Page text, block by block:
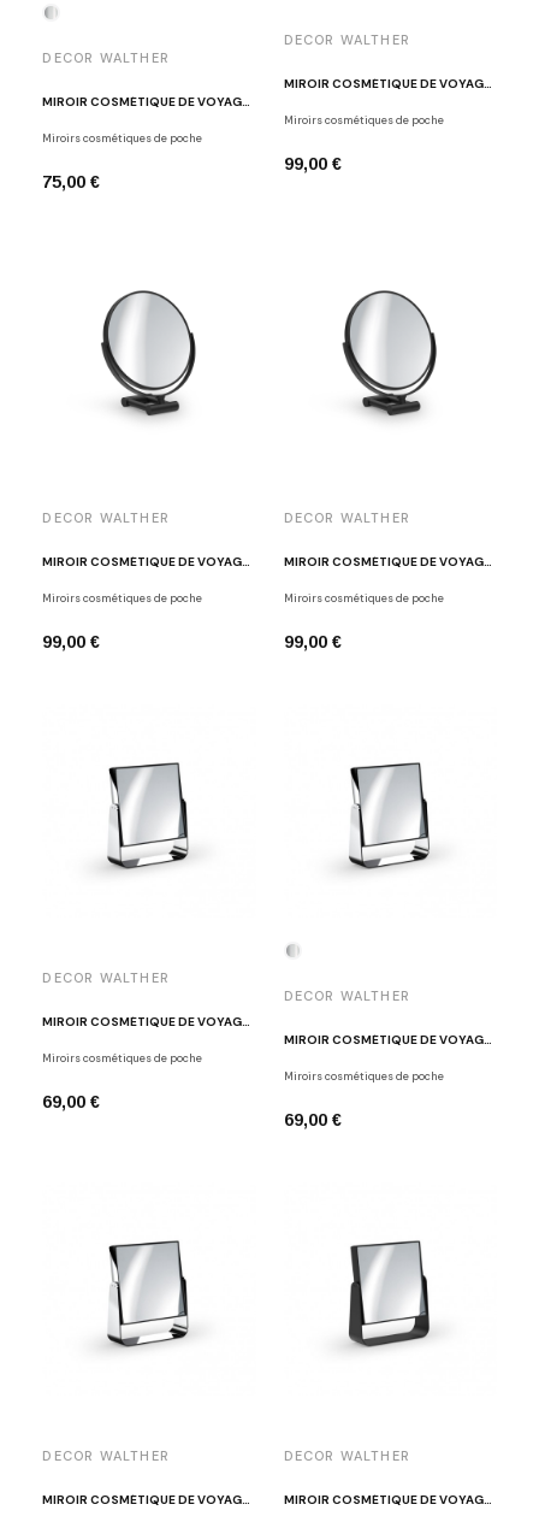
DECOR WALTHER
MIROIR COSMÉTIQUE DE VOYAGE X5 SPT50
Miroirs cosmétiques de poche
75,00 €
DECOR WALTHER
MIROIR COSMÉTIQUE DE VOYAGE X5 SPT50 NOIR MAT
Miroirs cosmétiques de poche
99,00 €
DECOR WALTHER
MIROIR COSMÉTIQUE DE VOYAGE X7 SPT50/V NOIR MAT
Miroirs cosmétiques de poche
99,00 €
DECOR WALTHER
MIROIR COSMÉTIQUE DE VOYAGE X10 SPT50/X NOIR MAT
Miroirs cosmétiques de poche
99,00 €
DECOR WALTHER
MIROIR COSMÉTIQUE DE VOYAGE X5 SPT 65 CHROME
Miroirs cosmétiques de poche
69,00 €
DECOR WALTHER
MIROIR COSMÉTIQUE DE VOYAGE X7 SPT 65 CHROME
Miroirs cosmétiques de poche
69,00 €
DECOR WALTHER
MIROIR COSMÉTIQUE DE VOYAGE X10 SPT 65 CHROME
DECOR WALTHER
MIROIR COSMÉTIQUE DE VOYAGE X5 SPT 65 NOIR MAT